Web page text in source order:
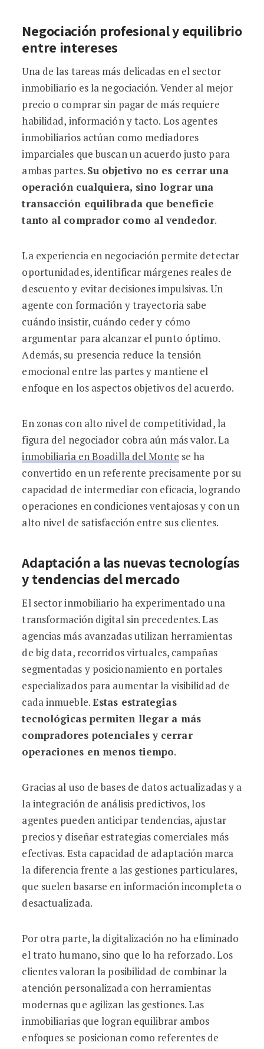
Negociación profesional y equilibrio
entre intereses
Una de las tareas más delicadas en el sector
inmobiliario es la negociación. Vender al mejor
precio o comprar sin pagar de más requiere
habilidad, información y tacto. Los agentes
inmobiliarios actúan como mediadores
imparciales que buscan un acuerdo justo para
ambas partes. Su objetivo no es cerrar una
operación cualquiera, sino lograr una
transacción equilibrada que beneficie
tanto al comprador como al vendedor.
La experiencia en negociación permite detectar
oportunidades, identificar márgenes reales de
descuento y evitar decisiones impulsivas. Un
agente con formación y trayectoria sabe
cuándo insistir, cuándo ceder y cómo
argumentar para alcanzar el punto óptimo.
Además, su presencia reduce la tensión
emocional entre las partes y mantiene el
enfoque en los aspectos objetivos del acuerdo.
En zonas con alto nivel de competitividad, la
figura del negociador cobra aún más valor. La
inmobiliaria en Boadilla del Monte se ha
convertido en un referente precisamente por su
capacidad de intermediar con eficacia, logrando
operaciones en condiciones ventajosas y con un
alto nivel de satisfacción entre sus clientes.
Adaptación a las nuevas tecnologías
y tendencias del mercado
El sector inmobiliario ha experimentado una
transformación digital sin precedentes. Las
agencias más avanzadas utilizan herramientas
de big data, recorridos virtuales, campañas
segmentadas y posicionamiento en portales
especializados para aumentar la visibilidad de
cada inmueble.Estas estrategias
tecnológicas permiten llegar a más
compradores potenciales y cerrar
operaciones en menos tiempo.
Gracias al uso de bases de datos actualizadas y a
la integración de análisis predictivos, los
agentes pueden anticipar tendencias, ajustar
precios y diseñar estrategias comerciales más
efectivas. Esta capacidad de adaptación marca
la diferencia frente a las gestiones particulares,
que suelen basarse en información incompleta o
desactualizada.
Por otra parte, la digitalización no ha eliminado
el trato humano, sino que lo ha reforzado. Los
clientes valoran la posibilidad de combinar la
atención personalizada con herramientas
modernas que agilizan las gestiones. Las
inmobiliarias que logran equilibrar ambos
enfoques se posicionan como referentes de